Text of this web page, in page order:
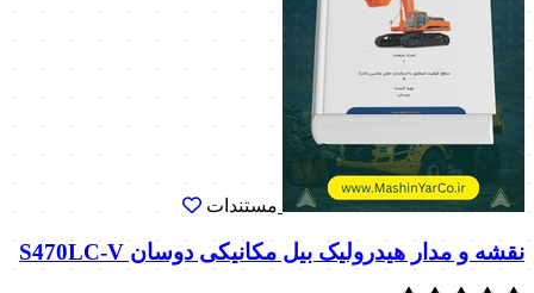
مستندات
نقشه و مدار هیدرولیک بیل مکانیکی دوسان S470LC-V